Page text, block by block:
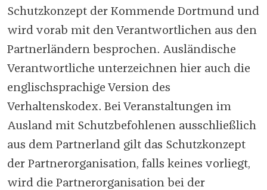
Schutzkonzept der Kommende Dortmund und
wird vorab mit den Verantwortlichen aus den
Partnerländern besprochen. Ausländische
Verantwortliche unterzeichnen hier auch die
englischsprachige Version des
Verhaltenskodex. Bei Veranstaltungen im
Ausland mit Schutzbefohlenen ausschließlich
aus dem Partnerland gilt das Schutzkonzept
der Partnerorganisation, falls keines vorliegt,
wird die Partnerorganisation bei der